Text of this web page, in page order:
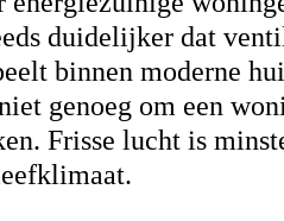
duidelijker dat
binnen moderne
genoeg om een
Frisse lucht is